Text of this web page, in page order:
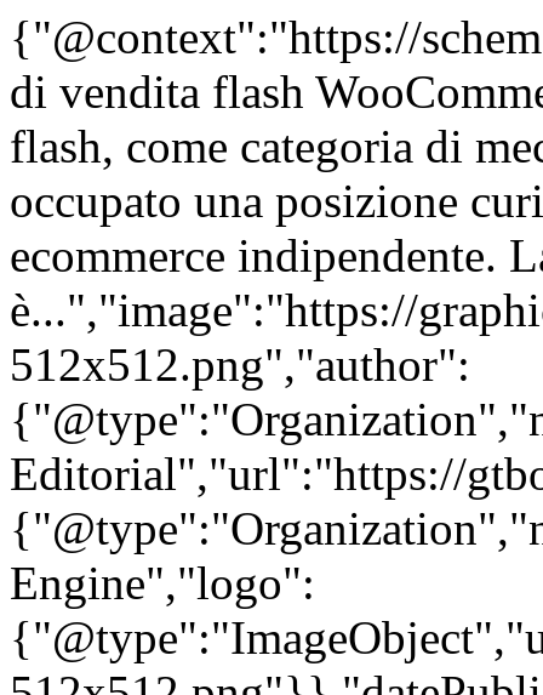
{"@context":"https://
di vendita flash
flash, come categoria di
occupato una posizione
ecommerce indipendente.
è...","image":"https://
512x512.png","author":
Editorial","url":"https://
Engine","logo":